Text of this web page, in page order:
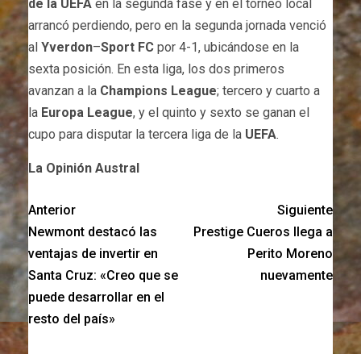
de la UEFA en la segunda fase y en el torneo local
arrancó perdiendo, pero en la segunda jornada venció
al Yverdon–Sport FC por 4-1, ubicándose en la
sexta posición. En esta liga, los dos primeros
avanzan a la Champions League; tercero y cuarto a
la Europa League, y el quinto y sexto se ganan el
cupo para disputar la tercera liga de la UEFA.
La Opinión Austral
Anterior
Newmont destacó las
ventajas de invertir en
Santa Cruz: «Creo que se
puede desarrollar en el
resto del país»
Siguiente
Prestige Cueros llega a
Perito Moreno
nuevamente